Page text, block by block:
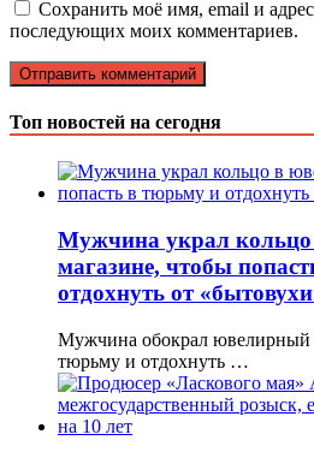
Сохранить моё имя, email и
последующих моих комментариев.
Топ новостей на сегодня
Мужчина украл
магазине, чтобы
отдохнуть от
Мужчина обокрал ювелирный
тюрьму и отдохнуть …